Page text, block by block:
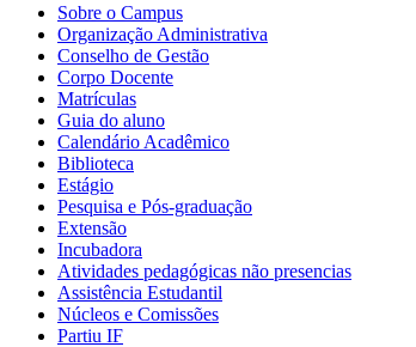
Sobre o Campus
Organização Administrativa
Conselho de Gestão
Corpo Docente
Matrículas
Guia do aluno
Calendário Acadêmico
Biblioteca
Estágio
Pesquisa e Pós-graduação
Extensão
Incubadora
Atividades pedagógicas não presencias
Assistência Estudantil
Núcleos e Comissões
Partiu IF